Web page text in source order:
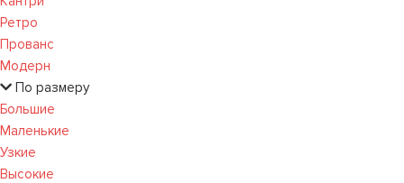
Ретро
Прованс
Модерн
По размеру
Большие
Маленькие
Узкие
Высокие